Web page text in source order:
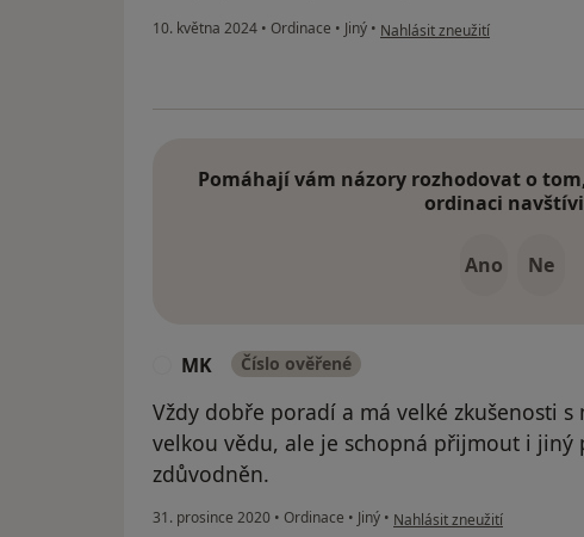
10. května 2024 • Ordinace • Jiný • podle názoru uživatele Iva
Nahlásit zneužití
Pomáhají vám názory rozhodovat o
ordinaci
Ano Ne
MK Číslo ověřené
Vždy dobře poradí a má velké zkušenosti
velkou vědu, ale je schopná přijmout i
zdůvodněn.
31. prosince 2020 • Ordinace • Jiný • podle názoru uživatele MK
Nahlásit zneužití